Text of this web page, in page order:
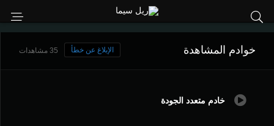
خوادم المشاهدة 35 مشاهدات الإبلاغ عن خطأ
خادم متعدد الجودة